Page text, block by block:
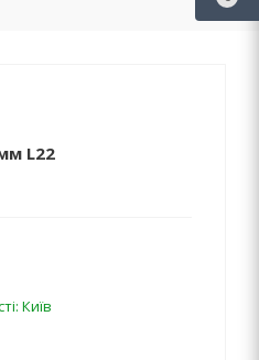
L22
Київ